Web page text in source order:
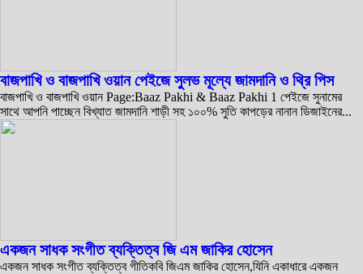
বাজপাখি ও বাজপাখি ওয়ান পেইজে সুলভ মূল্যে জামদানি ও থ্রি পিস
বাজপাখি ও বাজপাখি ওয়ান Page:Baaz Pakhi & Baaz Pakhi 1 পেইজে সুনামের
সাথে আপনি পাচ্ছেন বিখ্যাত জামদানি শাড়ী সহ ১০০% সুতি কাপড়ের নানান ডিজাইনের...
একজন সাধক সংগীত ব্যক্তিত্ব জি এম জাকির হোসেন
একজন সাধক সংগীত ব্যক্তিত্ব গীতিকবি জিএম জাকির হোসেন,যিনি একাধারে একজন